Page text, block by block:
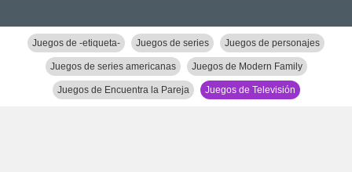
Juegos de -etiqueta- Juegos de series Juegos de personajes
Juegos de series americanas Juegos de Modern Family
Juegos de Encuentra la Pareja Juegos de Televisión